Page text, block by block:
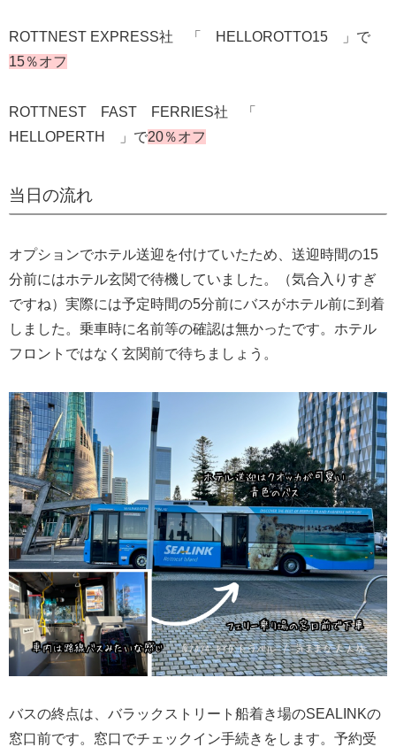
ROTTNEST EXPRESS社 「 HELLOROTTO15 」で
15％オフ
ROTTNEST FAST FERRIES社 「
HELLOPERTH 」で20％オフ
当日の流れ
オプションでホテル送迎を付けていたため、送迎時間の15
分前にはホテル玄関で待機していました。（気合入りすぎ
ですね）実際には予定時間の5分前にバスがホテル前に到着
しました。乗車時に名前等の確認は無かったです。ホテル
フロントではなく玄関前で待ちましょう。
バスの終点は、バラックストリート船着き場のSEALINKの
窓口前です。窓口でチェックイン手続きをします。予約受